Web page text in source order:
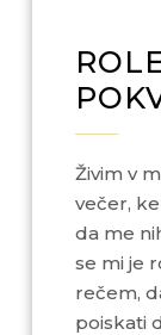
Živim v mestu in rolete uporabljam vsak
večer,
da me
se mi je
rečem,
poiskati